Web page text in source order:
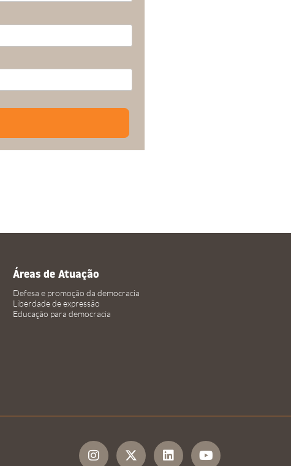
Áreas de Atuação
Defesa e promoção da democracia
Liberdade de expressão
Educação para democracia